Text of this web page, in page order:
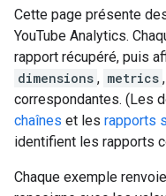
Cette page présente
YouTube Analytics.
rapport récupéré, puis
dimensions , metrics ,
correspondantes. (Les
chaînes et les rapports
identifient les rapports
Chaque exemple